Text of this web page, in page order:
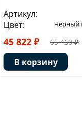
Артикул:
Цвет:
Черный
45 822 ₽ 65 460 ₽
В корзину